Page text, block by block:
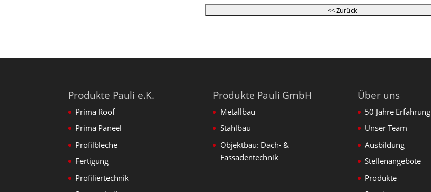
Produkte Pauli e.K.
Prima Roof
Prima Paneel
Profilbleche
Fertigung
Profiliertechnik
Produkte Pauli GmbH
Metallbau
Stahlbau
Objektbau: Dach- &
Fassadentechnik
Über uns
50 Jahre Erfahrung
Unser Team
Ausbildung
Stellenangebote
Produkte